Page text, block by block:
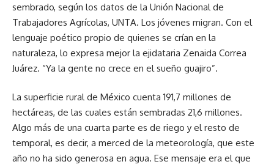
sembrado, según los datos de la Unión Nacional de
Trabajadores Agrícolas, UNTA. Los jóvenes migran. Con el
lenguaje poético propio de quienes se crían en la
naturaleza, lo expresa mejor la ejidataria Zenaida Correa
Juárez. “Ya la gente no crece en el sueño guajiro”.
La superficie rural de México cuenta 191,7 millones de
hectáreas, de las cuales están sembradas 21,6 millones.
Algo más de una cuarta parte es de riego y el resto de
temporal, es decir, a merced de la meteorología, que este
año no ha sido generosa en agua. Ese mensaje era el que